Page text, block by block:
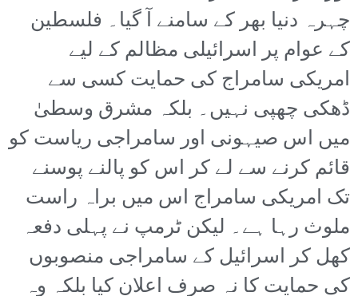
چہرہ دنیا بھر کے سامنے آ گیا۔ فلسطین
کے عوام پر اسرائیلی مظالم کے لیے
امریکی سامراج کی حمایت کسی سے
ڈھکی چھپی نہیں۔ بلکہ مشرق وسطیٰ
میں اس صیہونی اور سامراجی ریاست کو
قائم کرنے سے لے کر اس کو پالنے پوسنے
تک امریکی سامراج اس میں براہ راست
ملوث رہا ہے۔ لیکن ٹرمپ نے پہلی دفعہ
کھل کر اسرائیل کے سامراجی منصوبوں
کی حمایت کا نہ صرف اعلان کیا بلکہ وہ